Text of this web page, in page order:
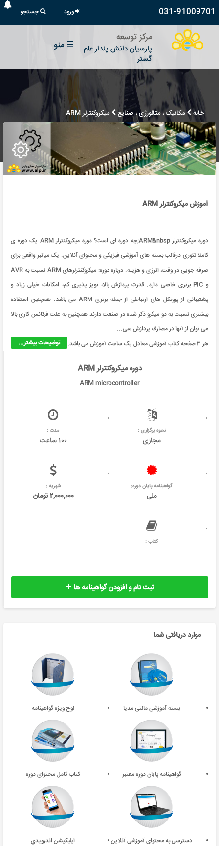
031-91009701 ورود جستجو
مرکز توسعه
پارسیان دانش پندار علم
گستر
☰ منو
خانه مکانیک ، متالورژی ، صنایع میکروکنترلر ARM
آموزش میکروکنترلر ARM
دوره میکروکنترلر ARM&nbsp;چه دوره ای است؟ دوره میکروکنترلر ARM یک دوره ی
کاملا تئوری درقالب بسته های آموزشی فیزیکی و محتوای آنلاین. یک میانبر واقعی برای
صرفه جویی در وقت، انرژی و هزینه. درباره دوره: میکروکنترلرهای ARM نسبت به AVR
و PIC برتری خاصی دارد. قدرت پردازش بالا، نویز پذیری کم، امکانات خیلی زیاد و
پشتیبانی از پروتکل های ارتباطی از جمله برتری ARM می باشد. همچنین استفاده
بیشتری نسبت به دو میکرو ذکر شده در صنعت دارند همچنین به علت فرکانس کاری بالا
می توان از آنها در مصارف پردازش سی...
توضیحات بیشتر...
هر ۳ صفحه کتاب آموزشی معادل یک ساعت آموزش می باشد.
دوره میکروکنترلر ARM
ARM microcontroller
نحوه برگزاری :
مجازی
مدت :
۱۰۰ ساعت
گواهینامه پایان دوره:
ملی
شهریه :
۲,۰۰۰,۰۰۰ تومان
کتاب :
ثبت نام و افزودن گواهینامه ها
موارد دریافتی شما
بسته آموزشی مالتی مدیا لوح ویژه گواهینامه
گواهینامه پایان دوره معتبر کتاب کامل محتوای دوره
دسترسی به محتوای آموزشی آنلاین اپليکيشن اندرويدي